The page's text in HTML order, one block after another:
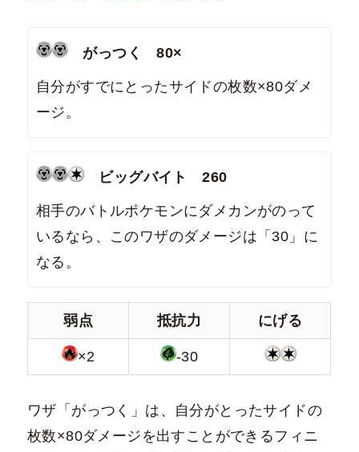
がっつく 80×
自分がすでにとったサイドの枚数×80ダメ
ージ。
ビッグバイト 260
相手のバトルポケモンにダメカンがのって
いるなら、このワザのダメージは「30」に
なる。
弱点 抵抗力 にげる
×2 -30
ワザ「がっつく」は、自分がとったサイドの
枚数×80ダメージを出すことができるフィニ